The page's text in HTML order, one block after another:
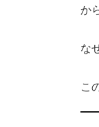
か
な
こ